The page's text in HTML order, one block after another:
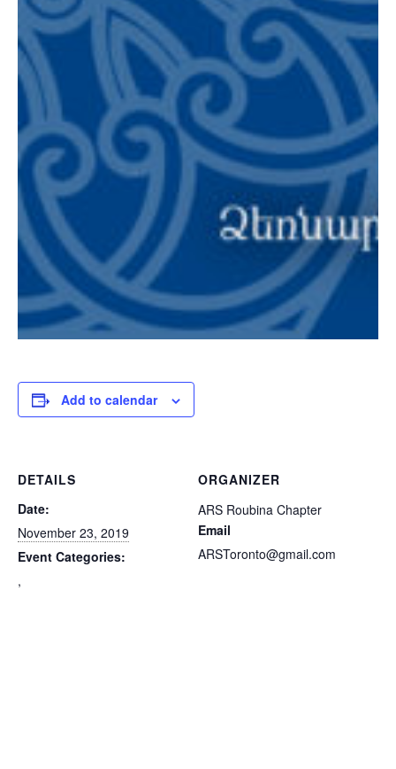
Add to calendar
DETAILS
Date:
November 23, 2019
Event Categories:
,
ORGANIZER
ARS Roubina Chapter
Email
ARSToronto@gmail.com